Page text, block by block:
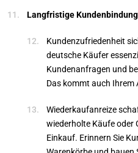
Langfristige Kundenbindung
Kundenzufriedenheit
deutsche Käufer
Kundenanfragen und
Das kommt auch
Wiederkaufanreize
wiederholte Käufe oder
Einkauf. Erinnern Sie